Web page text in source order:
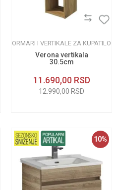
ORMARI I VERTIKALE ZA KUPATILO
Verona vertikala
30.5cm
11.690,00 RSD
12.990,00RSD
10%